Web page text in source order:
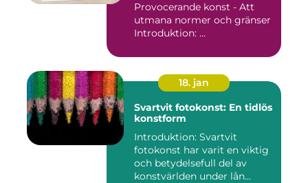
Provocerande konst - Att
utmana normer och gränser
Introduktion: ...
18. jan
Svartvit fotokonst: En tidlös
konstform
Introduktion: Svartvit
fotokonst har varit en viktig
och betydelsefull del av
konstvärlden under lån...